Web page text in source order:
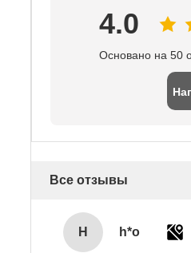
4.0
Основано на 50
Все отзывы
H h*o